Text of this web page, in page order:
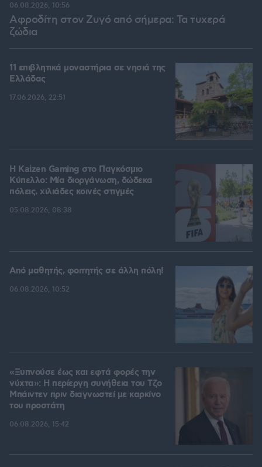
Αφροδίτη στον Ζυγό από σήμερα: Τα τυχερά
ζώδια
06.08.2026, 10:56
11 επιβλητικά μοναστήρια σε νησιά της
Ελλάδας
17.06.2026, 22:51
H Kaizen Gaming στο Παγκόσμιο
Kύπελλο: Μία διοργάνωση, δώδεκα
πόλεις, χιλιάδες κοινές στιγμές
05.08.2026, 08:38
Από μαθητής, φοιτητής σε άλλη πόλη!
06.08.2026, 10:52
«Ξυπνούσε έως και εφτά φορές την
νύχτα»: Η περίεργη συνήθεια του Τζο
Μπάιντεν πριν διαγνωστεί με καρκίνο
του προστάτη
06.08.2026, 15:42